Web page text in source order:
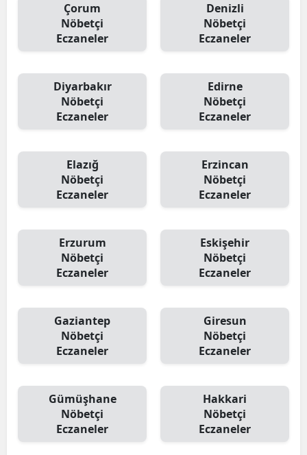
Çorum
Nöbetçi
Eczaneler
Denizli
Nöbetçi
Eczaneler
Diyarbakır
Nöbetçi
Eczaneler
Edirne
Nöbetçi
Eczaneler
Elazığ
Nöbetçi
Eczaneler
Erzincan
Nöbetçi
Eczaneler
Erzurum
Nöbetçi
Eczaneler
Eskişehir
Nöbetçi
Eczaneler
Gaziantep
Nöbetçi
Eczaneler
Giresun
Nöbetçi
Eczaneler
Gümüşhane
Nöbetçi
Eczaneler
Hakkari
Nöbetçi
Eczaneler